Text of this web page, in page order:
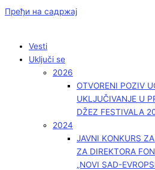
Пређи на садржај
Vesti
Uključi se
2026
OTVORENI POZIV
UKLJUČIVANJE U
DŽEZ FESTIVALA
2024
JAVNI KONKURS
ZA DIREKTORA
„NOVI SAD-